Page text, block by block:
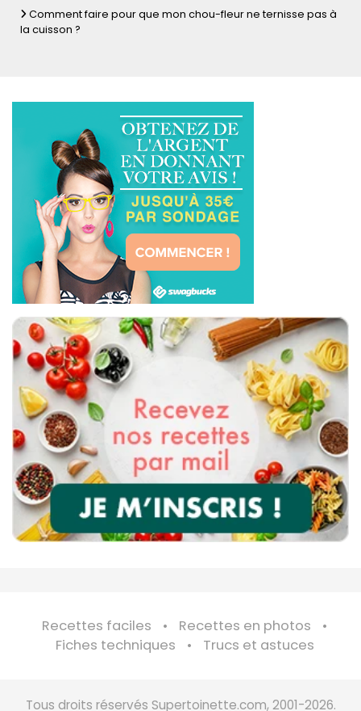
Comment faire pour que mon chou-fleur ne ternisse pas à
la cuisson ?
Recettes faciles
Recettes en photos
Fiches techniques
Trucs et astuces
Tous droits réservés Supertoinette.com, 2001-2026.